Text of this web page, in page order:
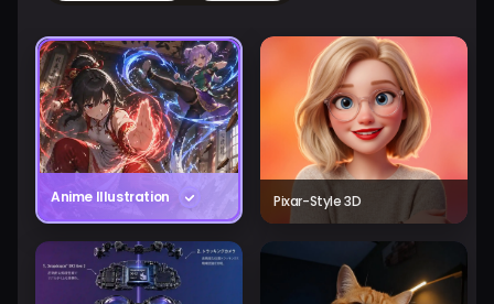
Anime Illustration Pixar-Style 3D